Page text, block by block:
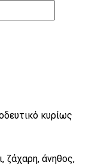
κυρίως
ζάχαρη, άνηθος,